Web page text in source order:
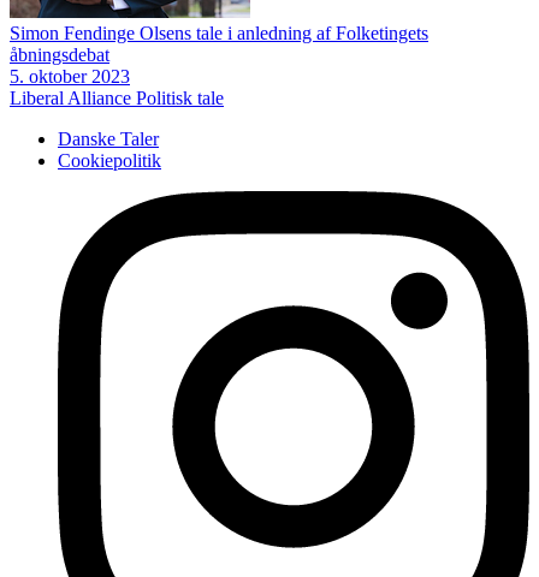
Simon Fendinge Olsens tale i anledning af Folketingets
åbningsdebat
5. oktober 2023
Liberal Alliance Politisk tale
Danske Taler
Cookiepolitik